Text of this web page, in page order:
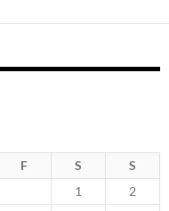
F S S
1
2